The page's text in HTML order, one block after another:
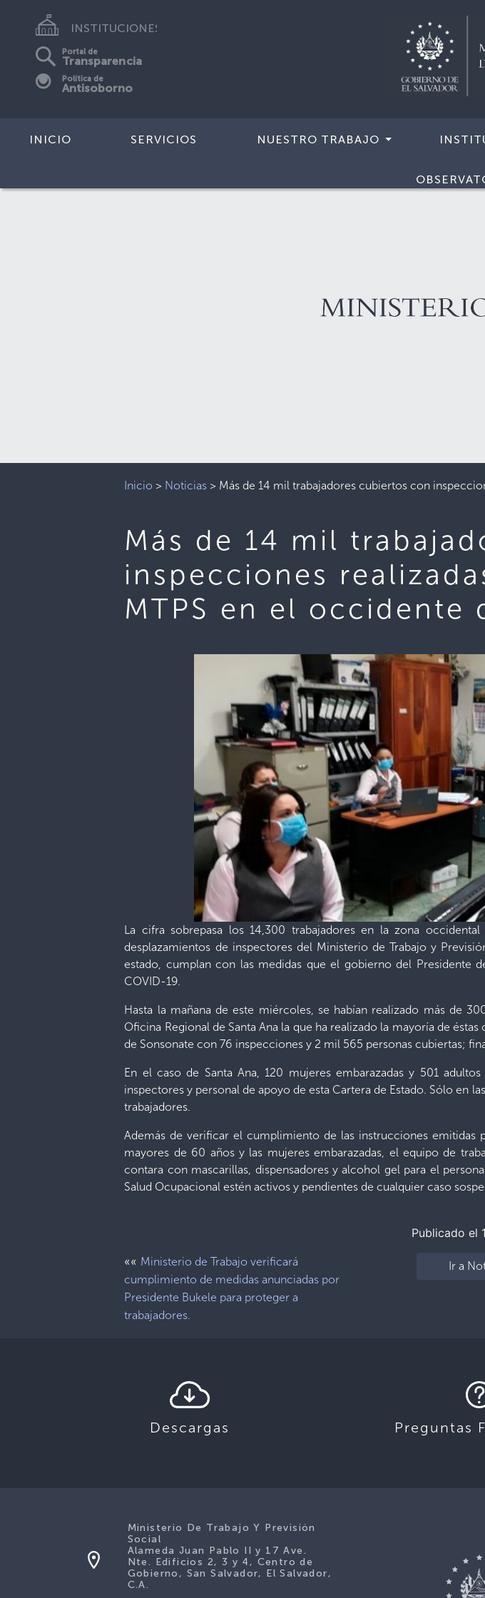
INSTITUCIONES
Portal de
Transparencia
Política de
Antisoborno
INICIO SERVICIOS NUESTRO TRABAJO
Inicio > Noticias > Más de 14 mil trabajadores cubiertos con
Más de 14 mil
inspecciones
MTPS en el occidente
La cifra sobrepasa los 14,300 trabajadores en la zona
desplazamientos de inspectores del Ministerio de Trabajo y
estado, cumplan con las medidas que el gobierno del Presidente
COVID-19.
Hasta la mañana de este miércoles, se habían realizado más de
Oficina Regional de Santa Ana la que ha realizado la mayoría de
de Sonsonate con 76 inspecciones y 2 mil 565 personas cubiertas;
En el caso de Santa Ana, 120 mujeres embarazadas y 501
inspectores y personal de apoyo de esta Cartera de Estado. Sólo en
trabajadores.
Además de verificar el cumplimiento de las instrucciones
mayores de 60 años y las mujeres embarazadas, el equipo de
contara con mascarillas, dispensadores y alcohol gel para el
Salud Ocupacional estén activos y pendientes de cualquier caso
Publicado el
«« Ministerio de Trabajo verificará
cumplimiento de medidas anunciadas por
Presidente Bukele para proteger a
trabajadores.
Ir a
Descargas Preguntas
Ministerio De Trabajo Y Previsión
Social
Alameda Juan Pablo II y 17 Ave.
Nte. Edificios 2, 3 y 4, Centro de
Gobierno, San Salvador, El Salvador,
C.A.